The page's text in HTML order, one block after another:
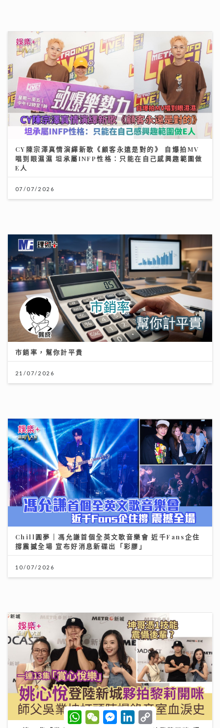
市銷率，幫你計平貴
21/07/2026
Chill圓夢｜馮允謙首個全英文歌音樂會 近千Fans企住
撐震撼全場 宣布好消息新碟出「彩膠」
10/07/2026
父吳業坤打頭陣爆錄音室血淚史
08/07/2026
香港創科企業由幕後技術夥伴逐步發展自主平台 COD
17/07/2026
W
h
W
e
M
e
L
C
o